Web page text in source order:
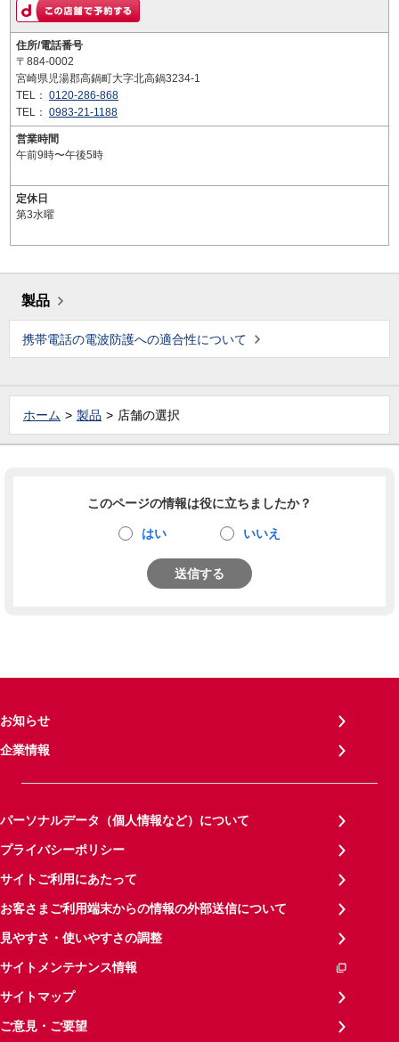
住所/電話番号
〒884-0002
宮崎県児湯郡高鍋町大字北高鍋3234-1
TEL： 0120-286-868
TEL： 0983-21-1188
営業時間
午前9時〜午後5時
定休日
第3水曜
製品
携帯電話の電波防護への適合性について
ホーム 製品 店舗の選択
このページの情報は役に立ちましたか？
はい いいえ
送信する
お知らせ
企業情報
パーソナルデータ（個人情報など）について
プライバシーポリシー
サイトご利用にあたって
お客さまご利用端末からの情報の外部送信について
見やすさ・使いやすさの調整
サイトメンテナンス情報
サイトマップ
ご意見・ご要望